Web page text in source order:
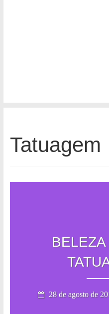
Tatuagem
BELEZA
28 de agosto de